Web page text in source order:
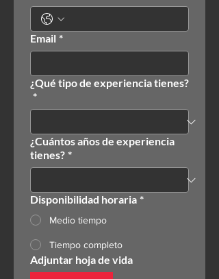
Email *
¿Qué tipo de experiencia tienes?
*
¿Cuántos años de experiencia
tienes? *
Disponibilidad horaria *
Medio tiempo
Tiempo completo
Adjuntar hoja de vida